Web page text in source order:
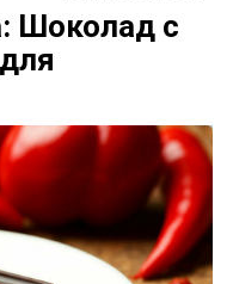
Шоколад с